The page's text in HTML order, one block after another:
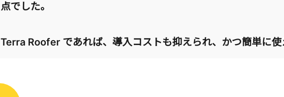
点でした。
Terra Roofer であれば、導入コストも抑えられ、かつ簡単に使